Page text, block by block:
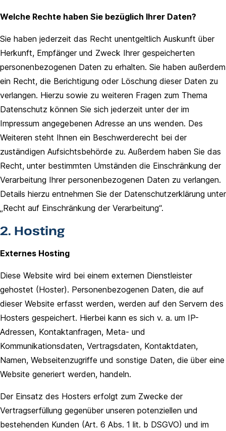
Welche Rechte haben Sie bezüglich Ihrer Daten?
Sie haben jederzeit das Recht unentgeltlich Auskunft über
Herkunft, Empfänger und Zweck Ihrer gespeicherten
personenbezogenen Daten zu erhalten. Sie haben außerdem
ein Recht, die Berichtigung oder Löschung dieser Daten zu
verlangen. Hierzu sowie zu weiteren Fragen zum Thema
Datenschutz können Sie sich jederzeit unter der im
Impressum angegebenen Adresse an uns wenden. Des
Weiteren steht Ihnen ein Beschwerderecht bei der
zuständigen Aufsichtsbehörde zu. Außerdem haben Sie das
Recht, unter bestimmten Umständen die Einschränkung der
Verarbeitung Ihrer personenbezogenen Daten zu verlangen.
Details hierzu entnehmen Sie der Datenschutzerklärung unter
„Recht auf Einschränkung der Verarbeitung“.
2. Hosting
Externes Hosting
Diese Website wird bei einem externen Dienstleister
gehostet (Hoster). Personenbezogenen Daten, die auf
dieser Website erfasst werden, werden auf den Servern des
Hosters gespeichert. Hierbei kann es sich v. a. um IP-
Adressen, Kontaktanfragen, Meta- und
Kommunikationsdaten, Vertragsdaten, Kontaktdaten,
Namen, Webseitenzugriffe und sonstige Daten, die über eine
Website generiert werden, handeln.
Der Einsatz des Hosters erfolgt zum Zwecke der
Vertragserfüllung gegenüber unseren potenziellen und
bestehenden Kunden (Art. 6 Abs. 1 lit. b DSGVO) und im